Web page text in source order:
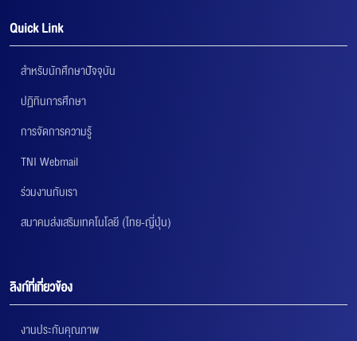
Quick Link
สำหรับนักศึกษาปัจจุบัน
ปฏิทินการศึกษา
การจัดการความรู้
TNI Webmail
ร่วมงานกับเรา
สมาคมส่งเสริมเทคโนโลยี (ไทย-ญี่ปุ่น)
ลิงก์ที่เกี่ยวข้อง
งานประกันคุณภาพ